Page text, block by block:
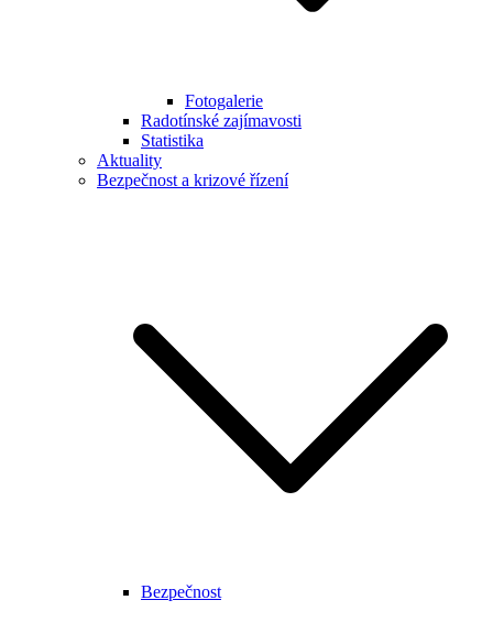
Fotogalerie
Radotínské zajímavosti
Statistika
Aktuality
Bezpečnost a krizové řízení
Bezpečnost